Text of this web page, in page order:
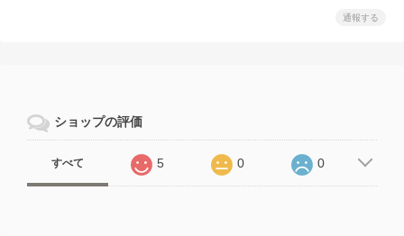
通報する
ショップの評価
すべて 5 0 0